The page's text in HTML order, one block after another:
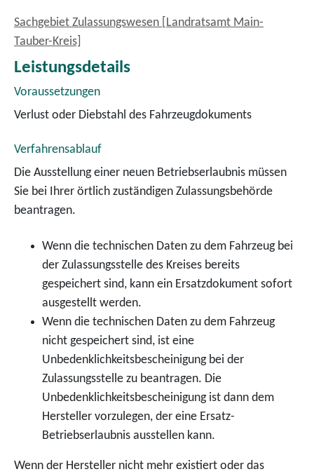
Sachgebiet Zulassungswesen [Landratsamt Main-
Tauber-Kreis]
Leistungsdetails
Voraussetzungen
Verlust oder Diebstahl des Fahrzeugdokuments
Verfahrensablauf
Die Ausstellung einer neuen Betriebserlaubnis müssen
Sie bei Ihrer örtlich zuständigen Zulassungsbehörde
beantragen.
Wenn die technischen Daten zu dem Fahrzeug bei
der Zulassungsstelle des Kreises bereits
gespeichert sind, kann ein Ersatzdokument sofort
ausgestellt werden.
Wenn die technischen Daten zu dem Fahrzeug
nicht gespeichert sind, ist eine
Unbedenklichkeitsbescheinigung bei der
Zulassungsstelle zu beantragen. Die
Unbedenklichkeitsbescheinigung ist dann dem
Hersteller vorzulegen, der eine Ersatz-
Betriebserlaubnis ausstellen kann.
Wenn der Hersteller nicht mehr existiert oder das